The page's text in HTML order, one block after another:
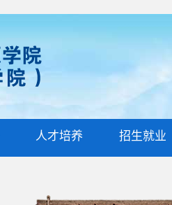
人才培养 招生就业